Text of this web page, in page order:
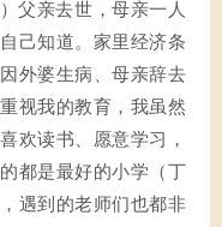
父亲去世，母亲一人
己知道。家里经济条
外婆生病、母亲辞去
视我的教育，我虽然
欢读书、愿意学习，
都是最好的小学（丁
遇到的老师们也都非